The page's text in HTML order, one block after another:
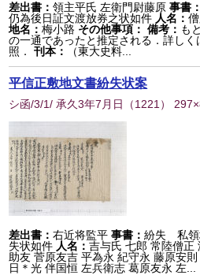
差出書：領主平氏 左衛門尉藤原 事書
仍為後日証文渡放券之状如件 人名：
地名：梅小路 その他事項： 備考： も
の一通であったと推定される．詳し
照．
刊本： （東大史料...
平信正敷地文書紛失状案
シ函/3/1/ 承久3年7月日 （1221 ）
差出書：右近将監平 事書：紛失 私領
失状如件 人名：吉与氏 七郎 常陸僧正
助友 菅原友吉 平為永 紀守永 藤原安
日＊光 伴国恒 左兵衛志 葛原友永 左...